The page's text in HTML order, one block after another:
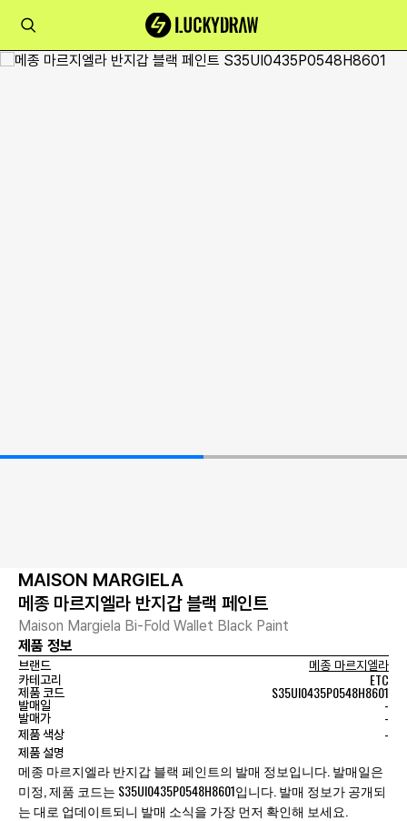
MAISON MARGIELA
메종 마르지엘라 반지갑 블랙 페인트
Maison Margiela Bi-Fold Wallet Black Paint
제품 정보
브랜드
메종 마르지엘라
카테고리
ETC
제품 코드 S35UI0435P0548H8601
발매일 -
발매가 -
제품 색상 -
제품 설명
메종 마르지엘라 반지갑 블랙 페인트의 발매 정보입니다. 발매일은
미정, 제품 코드는 S35UI0435P0548H8601입니다. 발매 정보가 공개되
는 대로 업데이트되니 발매 소식을 가장 먼저 확인해 보세요.